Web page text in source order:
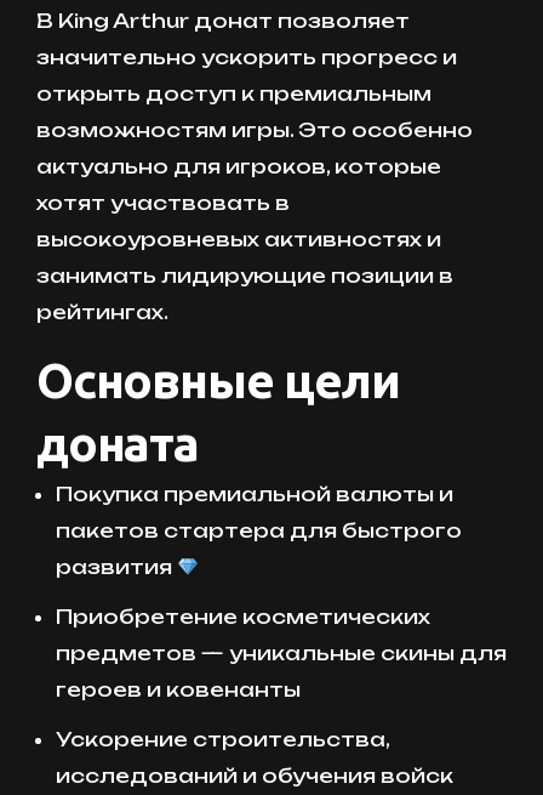
В King Arthur донат позволяет
значительно ускорить прогресс и
открыть доступ к премиальным
возможностям игры. Это особенно
актуально для игроков, которые
хотят участвовать в
высокоуровневых активностях и
занимать лидирующие позиции в
рейтингах.
Основные цели
доната
Покупка премиальной валюты и
пакетов стартера для быстрого
развития
Приобретение косметических
предметов — уникальные скины для
героев и ковенанты
Ускорение строительства,
исследований и обучения войск